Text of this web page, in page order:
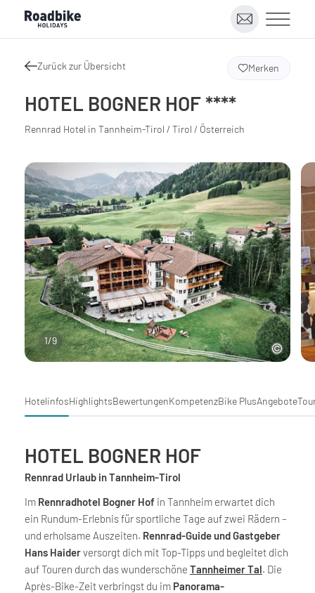
Zurück zur Übersicht
HOTEL BOGNER HOF ****
Rennrad Hotel in Tannheim-Tirol / Tirol / Österreich
Merken
1/9
HotelinfosHighlightsBewertungenKompetenzBike PlusAngebote
HOTEL BOGNER HOF
Rennrad Urlaub in Tannheim-Tirol
Im Rennradhotel Bogner Hof in Tannheim erwartet dich
ein Rundum-Erlebnis für sportliche Tage auf zwei Rädern –
und erholsame Auszeiten. Rennrad-Guide und Gastgeber
Hans Haiderversorgt dich mit Top-Tipps und begleitet dich
auf Touren durch das wunderschöne Tannheimer Tal. Die
Après-Bike-Zeit verbringst du im Panorama-